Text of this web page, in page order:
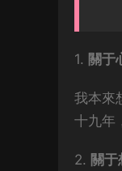
1. 關于
我本來
十九年
2. 關